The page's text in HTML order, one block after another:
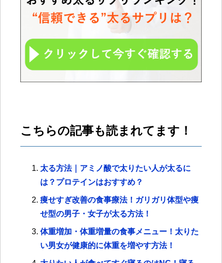
こちらの記事も読まれてます！
太る方法｜アミノ酸で太りたい人が太るに
は？プロテインはおすすめ？
痩せすぎ改善の食事療法！ガリガリ体型や痩
せ型の男子・女子が太る方法！
体重増加・体重増量の食事メニュー！太りた
い男女が健康的に体重を増やす方法！